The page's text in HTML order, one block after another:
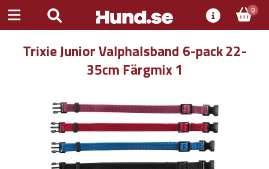
0
Trixie Junior Valphalsband 6-pack 22-
35cm Färgmix 1
Previous